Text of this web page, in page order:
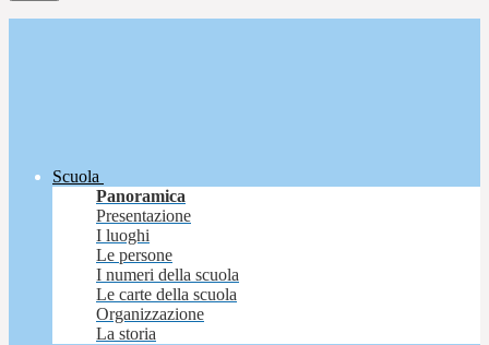
Scuola
Panoramica
Presentazione
I luoghi
Le persone
I numeri della scuola
Le carte della scuola
Organizzazione
La storia